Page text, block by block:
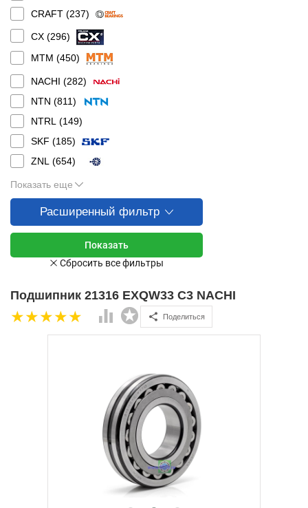
CRAFT (237)
CX (296)
MTM (450)
NACHI (282)
NTN (811)
NTRL (149)
SKF (185)
ZNL (654)
Показать еще
Расширенный фильтр
Подшипник 21316 EXQW33 C3 NACHI
Поделиться